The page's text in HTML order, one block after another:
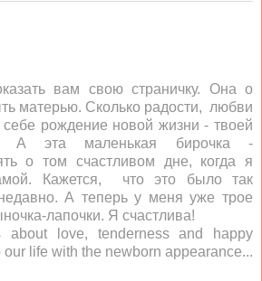
вам свою страничку. Она о
матерью. Сколько радости, любви
рождение новой жизни - твоей
А эта маленькая бирочка -
о том счастливом дне, когда я
Кажется, что это было так
А теперь у меня уже трое
лапочки. Я счастлива!
love, tenderness and happy
life with the newborn appearance...